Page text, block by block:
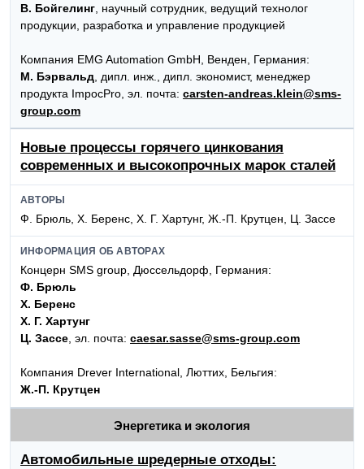
В. Бойгелинг , научный сотрудник, ведущий технолог
продукции, разработка и управление продукцией
Компания EMG Automation GmbH, Венден, Германия:
М. Бэрвальд , дипл. инж., дипл. экономист, менеджер
продукта ImpocPro, эл. почта: carsten-andreas.klein@sms-
group.com
Новые процессы горячего цинкования
современных и высокопрочных марок сталей
АВТОРЫ
Ф. Брюль, Х. Беренс, Х. Г. Хартунг, Ж.-П. Крутцен, Ц. Зассе
ИНФОРМАЦИЯ ОБ АВТОРАХ
Концерн SMS group, Дюссельдорф, Германия:
Ф. Брюль
Х. Беренс
Х. Г. Хартунг
Ц. Зассе, эл. почта: caesar.sasse@sms-group.com
Компания Drever International, Люттих, Бельгия:
Ж.-П. Крутцен
Энергетика и экология
Автомобильные шредерные отходы: